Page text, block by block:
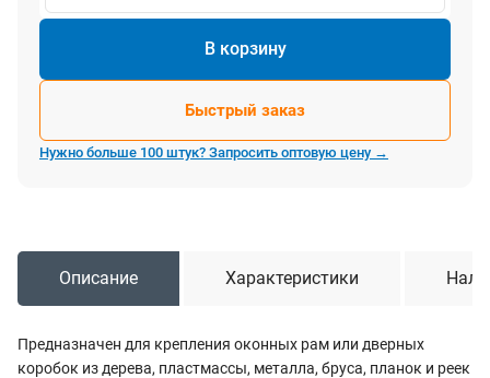
В корзину
Быстрый заказ
Нужно больше 100 штук? Запросить оптовую цену →
Описание Характеристики
Предназначен для крепления оконных рам или дверных
коробок из дерева, пластмассы, металла, бруса, планок и реек